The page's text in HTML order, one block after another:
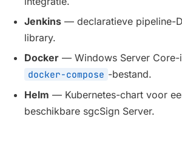
Jenkins — declaratieve pipeline-
library.
Docker — Windows Server Core-
docker-compose -bestand.
Helm — Kubernetes-chart voor
beschikbare sgcSign Server.